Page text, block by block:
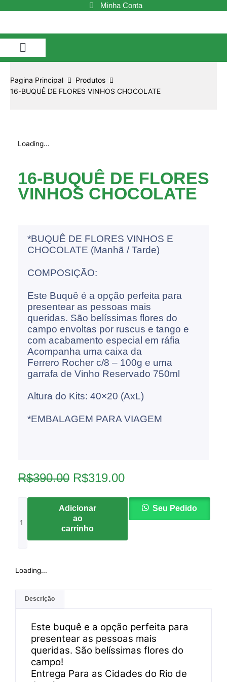
conteúdo
Minha Conta
Pagina Principal
Produtos
16-BUQUÊ DE FLORES VINHOS CHOCOLATE
Loading...
16-BUQUÊ DE FLORES
VINHOS CHOCOLATE
*BUQUÊ DE FLORES VINHOS E
CHOCOLATE (Manhã / Tarde)
COMPOSIÇÃO:
Este Buquê é a opção perfeita para
presentear as pessoas mais
queridas. São belíssimas flores do
campo envoltas por ruscus e tango e
com acabamento especial em ráfia
Acompanha uma caixa da
Ferrero Rocher c/8 – 100g e uma
garrafa de Vinho Reservado 750ml
Altura do Kits: 40×20 (AxL)
*EMBALAGEM PARA VIAGEM
R$390.00 O
original
era:
R$390.00.
R$319.00O
atual
é:
R$319.00.
DE
quantidade
Adicionar
ao
carrinho
Seu Pedido
Loading...
Descrição
Este buquê e a opção perfeita para
presentear as pessoas mais
queridas. São belíssimas flores do
campo!
Entrega Para as Cidades do Rio de